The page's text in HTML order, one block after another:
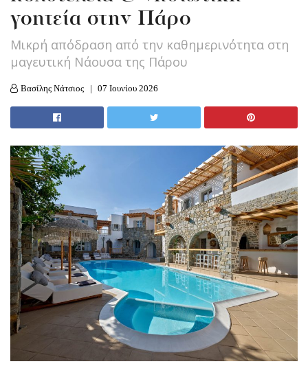
γοητεία στην Πάρο
Μικρή απόδραση από την καθημερινότητα στη
μαγευτική Νάουσα της Πάρου
Βασίλης Νάτσιος 07 Ιουνίου 2026